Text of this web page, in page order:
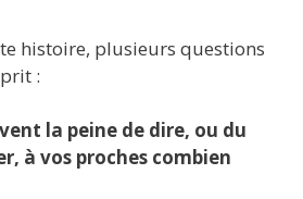
histoire, plusieurs questions
:
la peine de dire, ou du
à vos proches combien